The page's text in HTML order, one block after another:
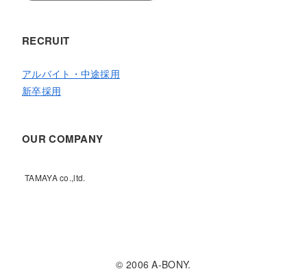
RECRUIT
アルバイト・中途採用
新卒採用
OUR COMPANY
TAMAYA co.,ltd.
© 2006 A-BONY.